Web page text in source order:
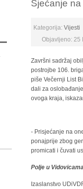
Sjećanje
Kategorija: Vijesti
Objavljeno: 25
Završni sadržaj
postrojbe 106.
piše Večernji List
dali za
ovoga kraja,
- Prisjećanje na
ponajprije zbog
promicati i čuvati
Polje u
Izaslanstvo